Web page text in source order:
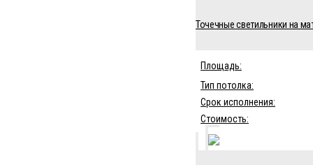
Точечные светильники на
Площадь:
Тип потолка:
Срок исполнения:
Стоимость: